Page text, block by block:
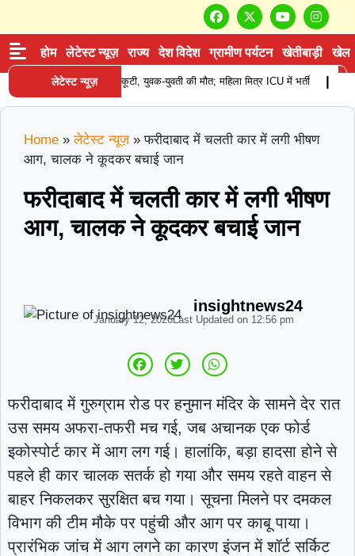
होम लेटेस्ट न्यूज़ राज्य देश विदेश ग्रामीण पर्यटन खेतीबाड़ी खेल
लेटेस्ट न्यूज़
खड़े कैंटर से टकराई स्कूटी, युवक-युवती की मौत; महिला मित्र ICU में भर्ती
Home » लेटेस्ट न्यूज़ »फरीदाबाद में चलती कार में लगी भीषण
आग, चालक ने कूदकर बचाई जान
फरीदाबाद में चलती कार में लगी भीषण
आग, चालक ने कूदकर बचाई जान
insightnews24
January 12, 2026Last Updated on 12:56 pm
फरीदाबाद में गुरुग्राम रोड पर हनुमान मंदिर के सामने देर रात
उस समय अफरा-तफरी मच गई, जब अचानक एक फोर्ड
इकोस्पोर्ट कार में आग लग गई। हालांकि, बड़ा हादसा होने से
पहले ही कार चालक सतर्क हो गया और समय रहते वाहन से
बाहर निकलकर सुरक्षित बच गया। सूचना मिलने पर दमकल
विभाग की टीम मौके पर पहुंची और आग पर काबू पाया।
प्रारंभिक जांच में आग लगने का कारण इंजन में शॉर्ट सर्किट